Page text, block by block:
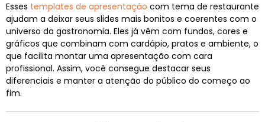
Esses templates de apresentação com tema de restaurante
ajudam a deixar seus slides mais bonitos e coerentes com o
universo da gastronomia. Eles já vêm com fundos, cores e
gráficos que combinam com cardápio, pratos e ambiente, o
que facilita montar uma apresentação com cara
profissional. Assim, você consegue destacar seus
diferenciais e manter a atenção do público do começo ao
fim.